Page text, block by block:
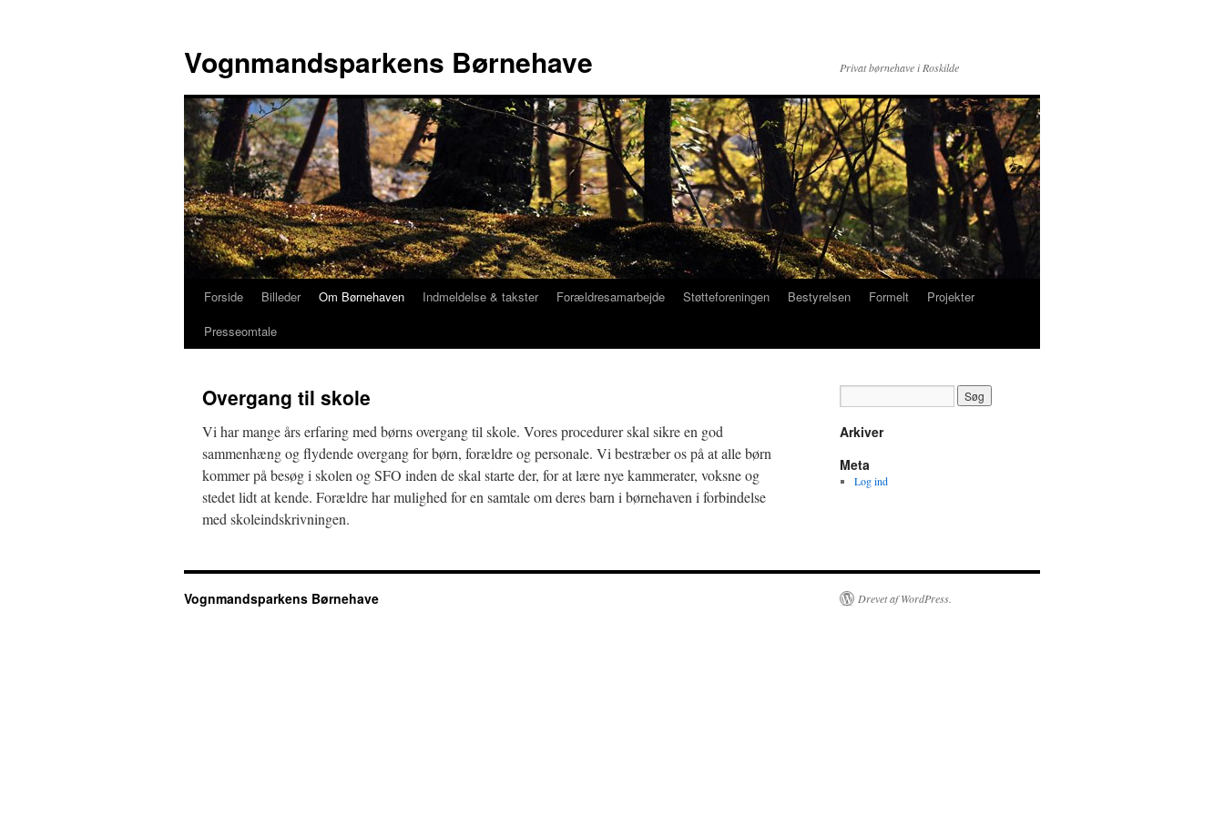
indhold
Vognmandsparkens Børnehave Privat børnehave i Roskilde
Forside Billeder Om Børnehaven Indmeldelse & takster Forældresamarbejde Støtteforeningen Bestyrelsen Formelt
Projekter
Presseomtale
Overgang til skole
Vi har mange års erfaring med børns overgang til skole. Vores procedurer skal sikre en god
sammenhæng og flydende overgang for børn, forældre og personale. Vi bestræber os på at alle børn
kommer på besøg i skolen og SFO inden de skal starte der, for at lære nye kammerater, voksne og
stedet lidt at kende. Forældre har mulighed for en samtale om deres barn i børnehaven i forbindelse
med skoleindskrivningen.
Arkiver
Meta
Log ind
Vognmandsparkens Børnehave Drevet af WordPress.